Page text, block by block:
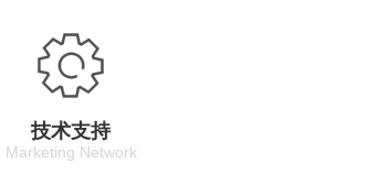
技术支持
Marketing Network